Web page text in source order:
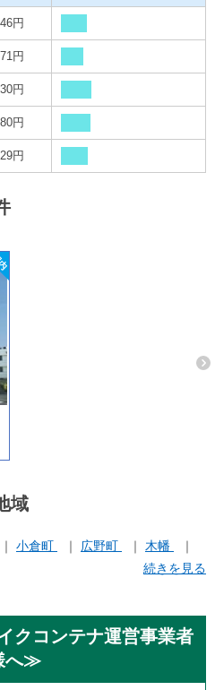
円
円
円
円
円
域
小倉町 広野町
木幡
続きを見る
クコンテナ運営事業者
へ≫